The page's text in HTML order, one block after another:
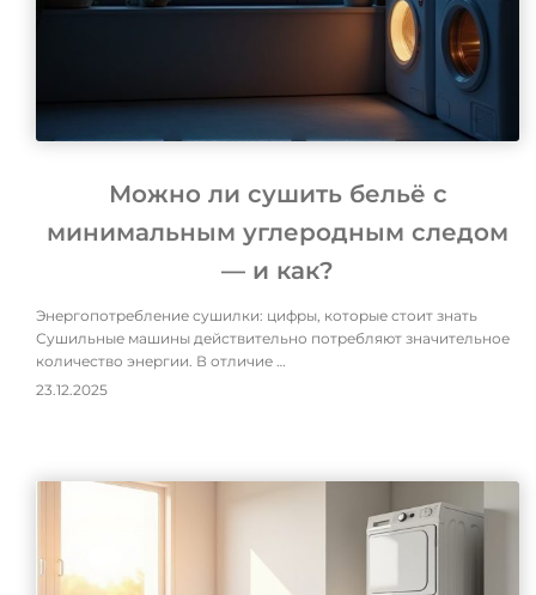
Можно ли сушить бельё с
минимальным углеродным следом
— и как?
Энергопотребление сушилки: цифры, которые стоит знать
Сушильные машины действительно потребляют значительное
количество энергии. В отличие …
23.12.2025